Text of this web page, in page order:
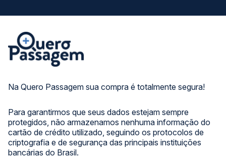
Na Quero Passagem sua compra é totalmente segura!
Para garantirmos que seus dados estejam sempre
protegidos, não armazenamos nenhuma informação do
cartão de crédito utilizado, seguindo os protocolos de
criptografia e de segurança das principais instituições
bancárias do Brasil.